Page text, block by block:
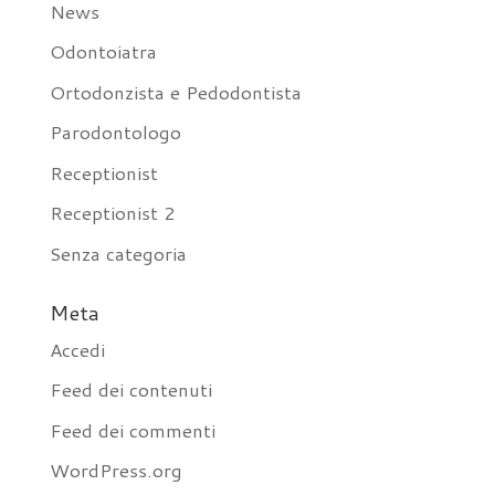
News
Odontoiatra
Ortodonzista e Pedodontista
Parodontologo
Receptionist
Receptionist 2
Senza categoria
Meta
Accedi
Feed dei contenuti
Feed dei commenti
WordPress.org